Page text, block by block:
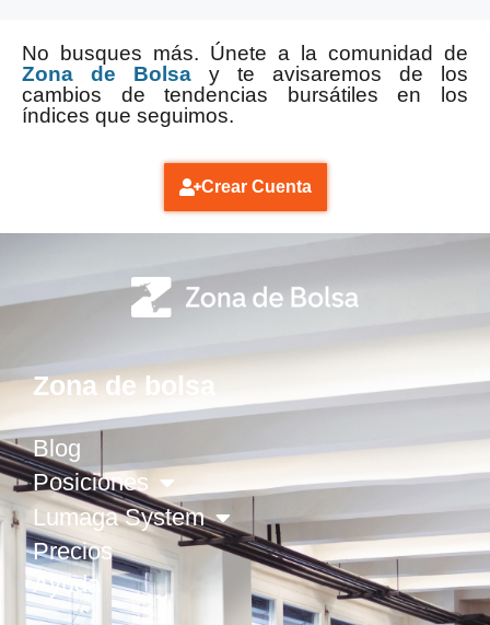
No busques más. Únete a la comunidad de
Zona de Bolsa y te avisaremos de los
cambios de tendencias bursátiles en los
índices que seguimos.
Crear Cuenta
Zona de bolsa
Blog
Posiciones
Lumaga System
Precios
Ayuda